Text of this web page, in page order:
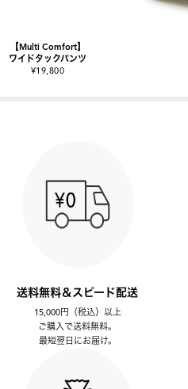
【Multi Comfort】
ワイドタックパンツ
¥19,800
送料無料＆スピード配送
15,000円（税込）以上
ご購入で送料無料。
最短翌日にお届け。